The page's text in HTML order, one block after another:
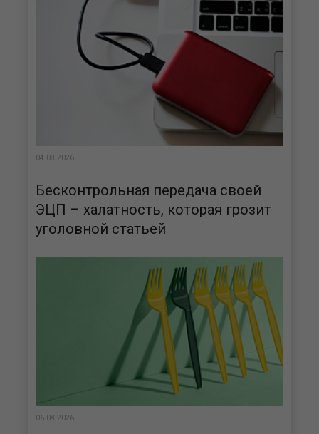
04.08.2026
Бесконтрольная передача своей
ЭЦП – халатность, которая грозит
уголовной статьей
06.08.2026